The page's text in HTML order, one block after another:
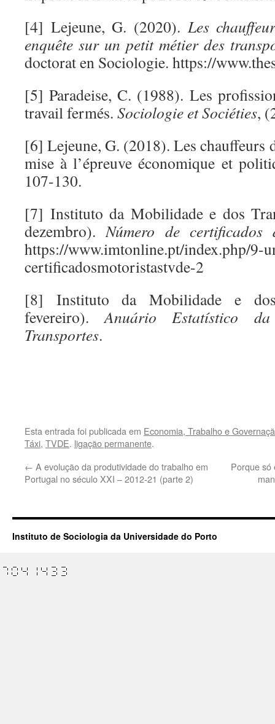
[4] Lejeune, G. (2020). Les
enquête sur un petit métier des
doctorat en Sociologie. https://
[5] Paradeise, C. (1988). Les
travail fermés. Sociologie et Sociéties,
[6] Lejeune, G. (2018). Les chauffeurs
mise à l’épreuve économique et
107-130.
[7] Instituto da Mobilidade e dos
dezembro). Número de
https://www.imtonline.pt/index.php/9-
certificadosmotoristastvde-2
[8] Instituto da Mobilidade e
fevereiro).Anuário Estatístico
Transportes.
Esta entrada foi publicada em Economia, Trabalho e
Táxi, TVDE. ligação permanente.
← A evolução da produtividade do trabalho em
Portugal no século XXI – 2012-21 (parte 2)
Porque só
Instituto de Sociologia da Universidade do Porto